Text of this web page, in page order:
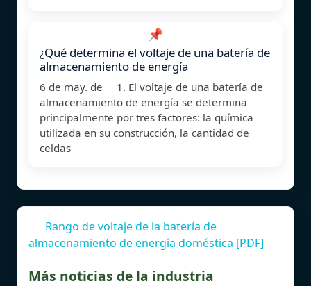
📌
¿Qué determina el voltaje de una batería de
almacenamiento de energía
6 de may. de 1. El voltaje de una batería de
almacenamiento de energía se determina
principalmente por tres factores: la química
utilizada en su construcción, la cantidad de
celdas
Rango de voltaje de la batería de
almacenamiento de energía doméstica [PDF]
Más noticias de la industria